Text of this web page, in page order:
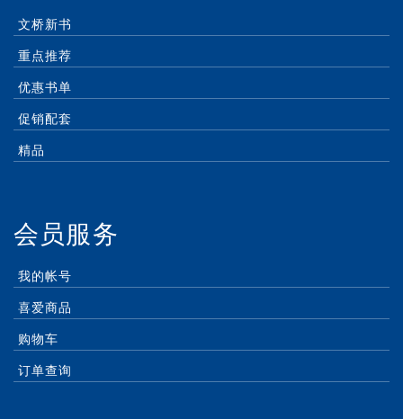
文桥新书
重点推荐
优惠书单
促销配套
精品
会员服务
我的帐号
喜爱商品
购物车
订单查询